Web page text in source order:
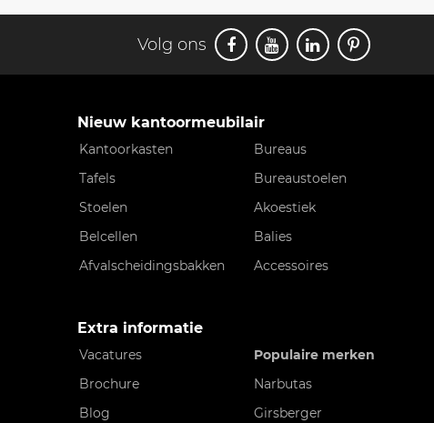
Volg ons
Nieuw kantoormeubilair
Kantoorkasten
Bureaus
Tafels
Bureaustoelen
Stoelen
Akoestiek
Belcellen
Balies
Afvalscheidingsbakken
Accessoires
Extra informatie
Vacatures
Populaire merken
Brochure
Narbutas
Blog
Girsberger